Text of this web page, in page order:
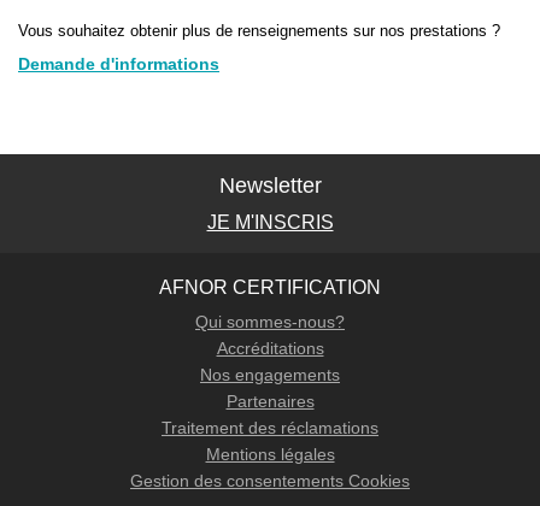
Vous souhaitez obtenir plus de renseignements sur nos prestations ?
Demande d'informations
Newsletter
JE M'INSCRIS
AFNOR CERTIFICATION
Qui sommes-nous?
Accréditations
Nos engagements
Partenaires
Traitement des réclamations
Mentions légales
Gestion des consentements Cookies